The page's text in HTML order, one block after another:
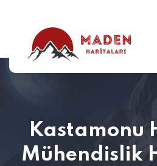
Kastamonu
Mühendislik